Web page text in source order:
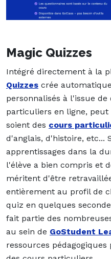
Magic Quizzes
Intégré directement à la
Quizzes crée
personnalisés à l'issue
particuliers en ligne,
soient des cours
d'anglais, d'histoire, etc...
apprentissages dans la
l'élève a bien compris et
méritent d'être
entièrement au profil de
quiz en quelques
fait partie des
au sein de GoStudent
ressources